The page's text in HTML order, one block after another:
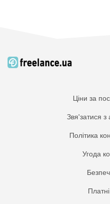
Ціни за
Звя'затися з
Політика
Угода